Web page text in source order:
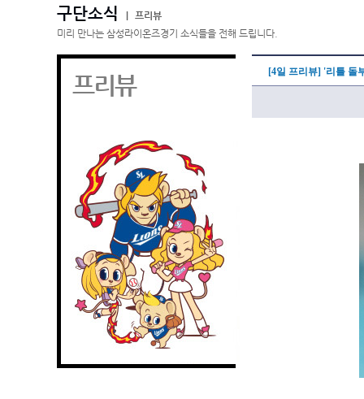
구단소식
프리뷰
미리 만나는 삼성라이온즈경기 소식들을 전해 드립니다.
프리뷰 [4일 프리뷰] '리틀 돌